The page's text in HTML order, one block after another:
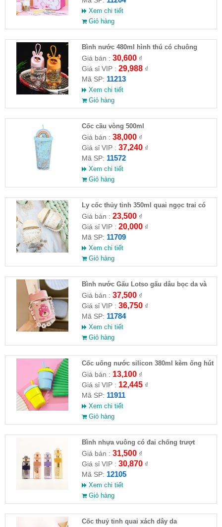
Xem chi tiết
Giỏ hàng
Bình nước 480ml hình thú có chuông
Giá bán : 30,600₫
Giá sỉ VIP : 29,988₫
Mã SP: 11213
Xem chi tiết
Giỏ hàng
Cốc cầu vòng 500ml
Giá bán : 38,000₫
Giá sỉ VIP : 37,240₫
Mã SP: 11572
Xem chi tiết
Giỏ hàng
Ly cốc thủy tinh 350ml quai ngọc trai có
nắp và ống hút
Giá bán : 23,500₫
Giá sỉ VIP : 20,000₫
Mã SP: 11709
Xem chi tiết
Giỏ hàng
Bình nước Gấu Lotso gấu dâu bọc da và
dây xích đeo 400ml chống đổ nước
Giá bán : 37,500₫
Giá sỉ VIP : 36,750₫
Mã SP: 11784
Xem chi tiết
Giỏ hàng
Cốc uống nước silicon 380ml kèm ống hút
Giá bán : 13,100₫
Giá sỉ VIP : 12,445₫
Mã SP: 11911
Xem chi tiết
Giỏ hàng
Bình nhựa vuông có đai chống trượt
500ml
Giá bán : 31,500₫
Giá sỉ VIP : 30,870₫
Mã SP: 12105
Xem chi tiết
Giỏ hàng
Cốc thuỷ tinh quai xách dây da